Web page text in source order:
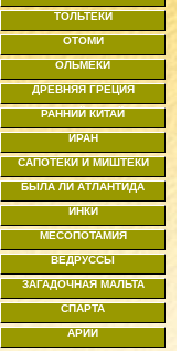
ТОЛЬТЕКИ
ОТОМИ
ОЛЬМЕКИ
ДРЕВНЯЯ ГРЕЦИЯ
РАННИЙ КИТАЙ
ИРАН
САПОТЕКИ И МИШТЕКИ
БЫЛА ЛИ АТЛАНТИДА
ИНКИ
МЕСОПОТАМИЯ
ВЕДРУССЫ
ЗАГАДОЧНАЯ МАЛЬТА
СПАРТА
АРИИ